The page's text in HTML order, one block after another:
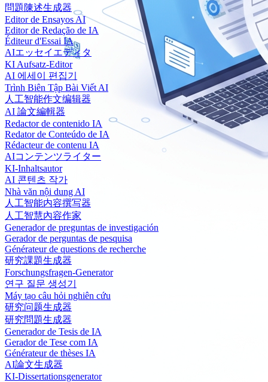
問題陳述生成器
Editor de Ensayos AI
Editor de Redação de IA
Éditeur d'Essai IA
AIエッセイエディタ
KI Aufsatz-Editor
AI 에세이 편집기
Trình Biên Tập Bài Viết AI
人工智能作文编辑器
AI 論文編輯器
Redactor de contenido IA
Redator de Conteúdo de IA
Rédacteur de contenu IA
AIコンテンツライター
KI-Inhaltsautor
AI 콘텐츠 작가
Nhà văn nội dung AI
人工智能内容撰写器
人工智慧內容作家
Generador de preguntas de investigación
Gerador de perguntas de pesquisa
Générateur de questions de recherche
研究課題生成器
Forschungsfragen-Generator
연구 질문 생성기
Máy tạo câu hỏi nghiên cứu
研究问题生成器
研究問題生成器
Generador de Tesis de IA
Gerador de Tese com IA
Générateur de thèses IA
AI論文生成器
KI-Dissertationsgenerator